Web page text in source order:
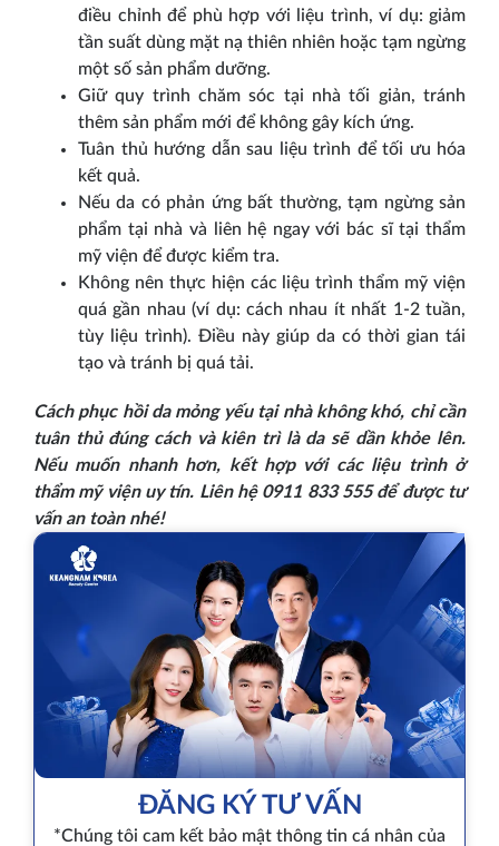
điều chỉnh để phù hợp với liệu trình, ví dụ: giảm
tần suất dùng mặt nạ thiên nhiên hoặc tạm ngừng
một số sản phẩm dưỡng.
Giữ quy trình chăm sóc tại nhà tối giản, tránh
thêm sản phẩm mới để không gây kích ứng.
Tuân thủ hướng dẫn sau liệu trình để tối ưu hóa
kết quả.
Nếu da có phản ứng bất thường, tạm ngừng sản
phẩm tại nhà và liên hệ ngay với bác sĩ tại thẩm
mỹ viện để được kiểm tra.
Không nên thực hiện các liệu trình thẩm mỹ viện
quá gần nhau (ví dụ: cách nhau ít nhất 1-2 tuần,
tùy liệu trình). Điều này giúp da có thời gian tái
tạo và tránh bị quá tải.
Cách phục hồi da mỏng yếu tại nhà không khó, chỉ cần
tuân thủ đúng cách và kiên trì là da sẽ dần khỏe lên.
Nếu muốn nhanh hơn, kết hợp với các liệu trình ở
thẩm mỹ viện uy tín. Liên hệ 0911 833 555 để được tư
vấn an toàn nhé!
ĐĂNG KÝ TƯ VẤN
*Chúng tôi cam kết bảo mật thông tin cá nhân của